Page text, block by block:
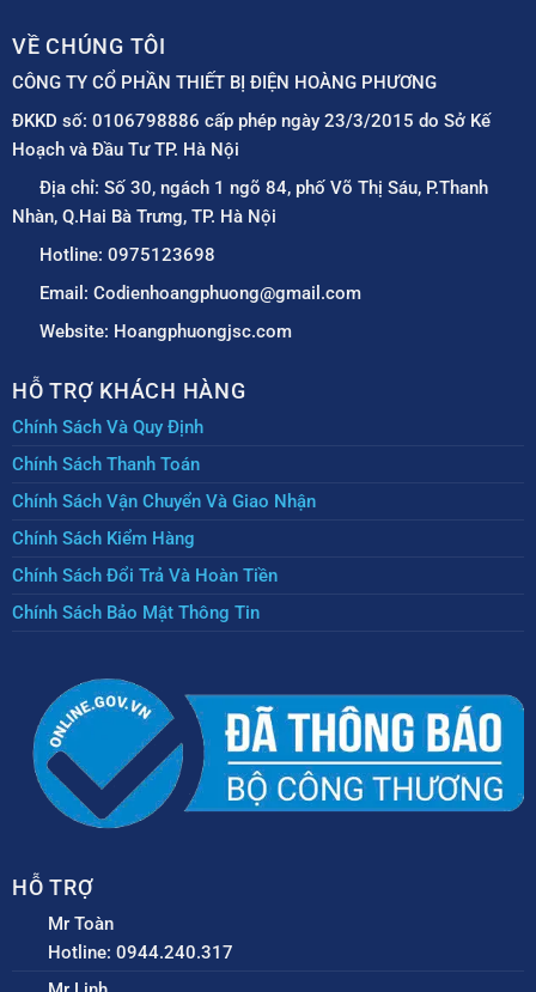
VỀ CHÚNG TÔI
CÔNG TY CỔ PHẦN THIẾT BỊ ĐIỆN HOÀNG PHƯƠNG
ĐKKD số: 0106798886 cấp phép ngày 23/3/2015 do Sở Kế
Hoạch và Đầu Tư TP. Hà Nội
Địa chỉ: Số 30, ngách 1 ngõ 84, phố Võ Thị Sáu, P.Thanh
Nhàn, Q.Hai Bà Trưng, TP. Hà Nội
Hotline: 0975123698
Email: Codienhoangphuong@gmail.com
Website: Hoangphuongjsc.com
HỖ TRỢ KHÁCH HÀNG
Chính Sách Và Quy Định
Chính Sách Thanh Toán
Chính Sách Vận Chuyển Và Giao Nhận
Chính Sách Kiểm Hàng
Chính Sách Đổi Trả Và Hoàn Tiền
Chính Sách Bảo Mật Thông Tin
HỖ TRỢ
Mr Toàn
Hotline: 0944.240.317